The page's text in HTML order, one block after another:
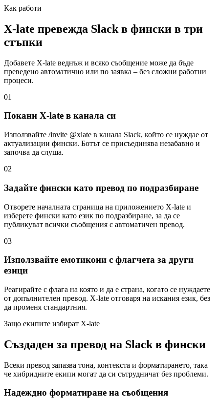
Как работи
X-late превежда Slack в фински в три
стъпки
Добавете X-late веднъж и всяко съобщение може да бъде
преведено автоматично или по заявка – без сложни работни
процеси.
01
Покани X-late в канала си
Използвайте /invite @xlate в канала Slack, който се нуждае от
актуализации фински. Ботът се присъединява незабавно и
започва да слуша.
02
Задайте фински като превод по подразбиране
Отворете началната страница на приложението X-late и
изберете фински като език по подразбиране, за да се
публикуват всички съобщения с автоматичен превод.
03
Използвайте емотикони с флагчета за други
езици
Реагирайте с флага на която и да е страна, когато се нуждаете
от допълнителен превод. X-late отговаря на искания език, без
да променя стандартния.
Защо екипите избират X-late
Създаден за превод на Slack в фински
Всеки превод запазва тона, контекста и форматирането, така
че хибридните екипи могат да си сътрудничат без проблеми.
Надеждно форматиране на съобщения